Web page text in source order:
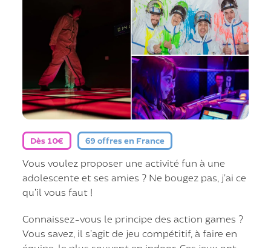
Dès 10€ 69 offres en France
Vous voulez proposer une activité fun à une
adolescente et ses amies ? Ne bougez pas, j’ai ce
qu’il vous faut !
Connaissez-vous le principe des action games ?
Vous savez, il s’agit de jeu compétitif, à faire en